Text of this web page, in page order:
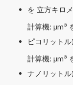
を 立方キロ
計算機: µm³
ピコリットル)
計算機: µm³
ナノリットル)